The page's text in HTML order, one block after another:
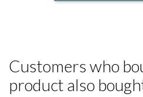
Customers who
product also